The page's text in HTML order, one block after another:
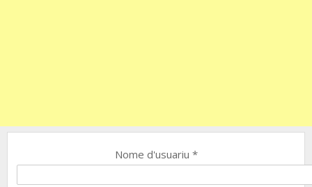
Nome d'usuariu *